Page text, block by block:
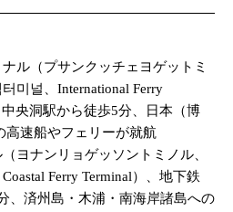
ル（プサンクッチェヨゲットミ
미널、International Ferry
央洞駅から徒歩5分、日本（博
高速船やフェリーが就航
ヨナンリョゲッソントミノル、
Ferry Terminal）、地下鉄
、済州島・木浦・南海岸諸島への